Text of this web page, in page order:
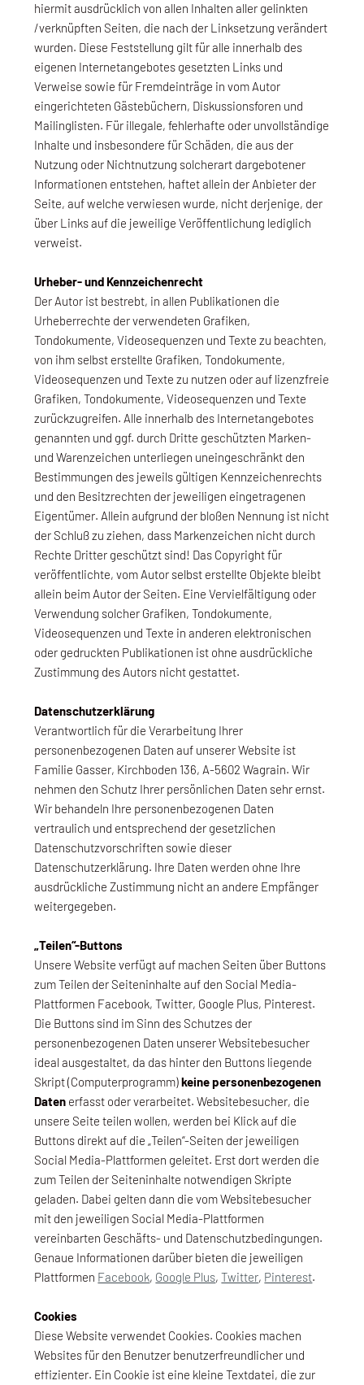
hiermit ausdrücklich von allen Inhalten aller gelinkten
/verknüpften Seiten, die nach der Linksetzung verändert
wurden. Diese Feststellung gilt für alle innerhalb des
eigenen Internetangebotes gesetzten Links und
Verweise sowie für Fremdeinträge in vom Autor
eingerichteten Gästebüchern, Diskussionsforen und
Mailinglisten. Für illegale, fehlerhafte oder unvollständige
Inhalte und insbesondere für Schäden, die aus der
Nutzung oder Nichtnutzung solcherart dargebotener
Informationen entstehen, haftet allein der Anbieter der
Seite, auf welche verwiesen wurde, nicht derjenige, der
über Links auf die jeweilige Veröffentlichung lediglich
verweist.
Urheber- und Kennzeichenrecht
Der Autor ist bestrebt, in allen Publikationen die
Urheberrechte der verwendeten Grafiken,
Tondokumente, Videosequenzen und Texte zu beachten,
von ihm selbst erstellte Grafiken, Tondokumente,
Videosequenzen und Texte zu nutzen oder auf lizenzfreie
Grafiken, Tondokumente, Videosequenzen und Texte
zurückzugreifen. Alle innerhalb des Internetangebotes
genannten und ggf. durch Dritte geschützten Marken-
und Warenzeichen unterliegen uneingeschränkt den
Bestimmungen des jeweils gültigen Kennzeichenrechts
und den Besitzrechten der jeweiligen eingetragenen
Eigentümer. Allein aufgrund der bloßen Nennung ist nicht
der Schluß zu ziehen, dass Markenzeichen nicht durch
Rechte Dritter geschützt sind! Das Copyright für
veröffentlichte, vom Autor selbst erstellte Objekte bleibt
allein beim Autor der Seiten. Eine Vervielfältigung oder
Verwendung solcher Grafiken, Tondokumente,
Videosequenzen und Texte in anderen elektronischen
oder gedruckten Publikationen ist ohne ausdrückliche
Zustimmung des Autors nicht gestattet.
Datenschutzerklärung
Verantwortlich für die Verarbeitung Ihrer
personenbezogenen Daten auf unserer Website ist
Familie Gasser, Kirchboden 136, A-5602 Wagrain. Wir
nehmen den Schutz Ihrer persönlichen Daten sehr ernst.
Wir behandeln Ihre personenbezogenen Daten
vertraulich und entsprechend der gesetzlichen
Datenschutzvorschriften sowie dieser
Datenschutzerklärung. Ihre Daten werden ohne Ihre
ausdrückliche Zustimmung nicht an andere Empfänger
weitergegeben.
„Teilen“-Buttons
Unsere Website verfügt auf machen Seiten über Buttons
zum Teilen der Seiteninhalte auf den Social Media-
Plattformen Facebook, Twitter, Google Plus, Pinterest.
Die Buttons sind im Sinn des Schutzes der
personenbezogenen Daten unserer Websitebesucher
ideal ausgestaltet, da das hinter den Buttons liegende
Skript (Computerprogramm)keine personenbezogenen
Daten erfasst oder verarbeitet. Websitebesucher, die
unsere Seite teilen wollen, werden bei Klick auf die
Buttons direkt auf die „Teilen“-Seiten der jeweiligen
Social Media-Plattformen geleitet. Erst dort werden die
zum Teilen der Seiteninhalte notwendigen Skripte
geladen. Dabei gelten dann die vom Websitebesucher
mit den jeweiligen Social Media-Plattformen
vereinbarten Geschäfts- und Datenschutzbedingungen.
Genaue Informationen darüber bieten die jeweiligen
Plattformen Facebook, Google Plus,Twitter, Pinterest.
Cookies
Diese Website verwendet Cookies. Cookies machen
Websites für den Benutzer benutzerfreundlicher und
effizienter. Ein Cookie ist eine kleine Textdatei, die zur